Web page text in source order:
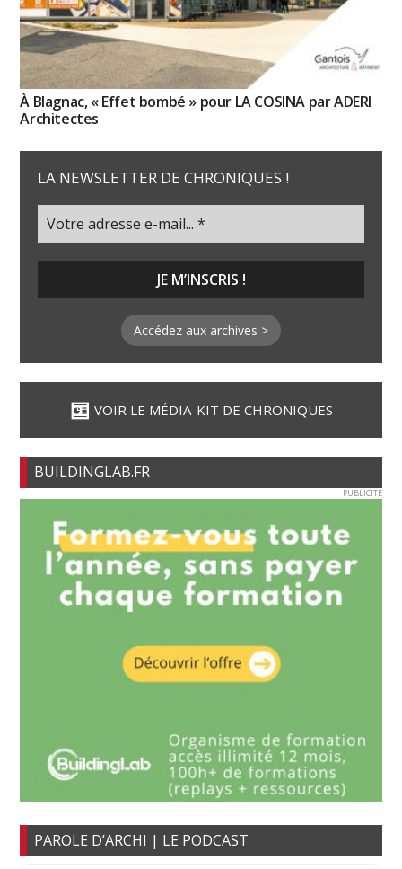
À Blagnac, « Effet bombé » pour LA COSINA par ADERI
Architectes
LA NEWSLETTER DE CHRONIQUES !
Accédez aux archives >
VOIR LE MÉDIA-KIT DE CHRONIQUES
BUILDINGLAB.FR
PUBLICITE
PAROLE D’ARCHI | LE PODCAST